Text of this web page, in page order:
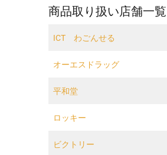
商品取り扱い店舗一覧
ICT わごんせる
オーエスドラッグ
平和堂
ロッキー
ビクトリー